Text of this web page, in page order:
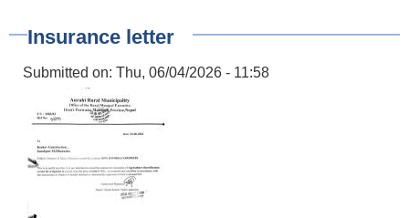
Insurance letter
Submitted on: Thu, 06/04/2026 - 11:58